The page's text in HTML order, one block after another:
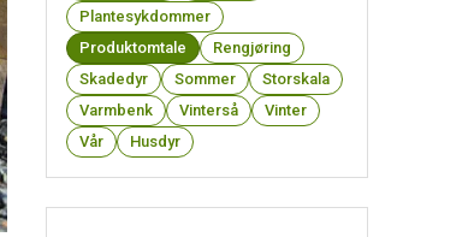
Plantesykdommer
Produktomtale
Rengjøring
Skadedyr
Sommer
Storskala
Varmbenk
Vinterså
Vinter
Vår
Husdyr